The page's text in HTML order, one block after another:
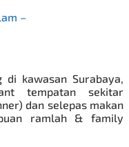
di kawasan Surabaya,
tempatan sekitar
dan selepas makan
ramlah & family